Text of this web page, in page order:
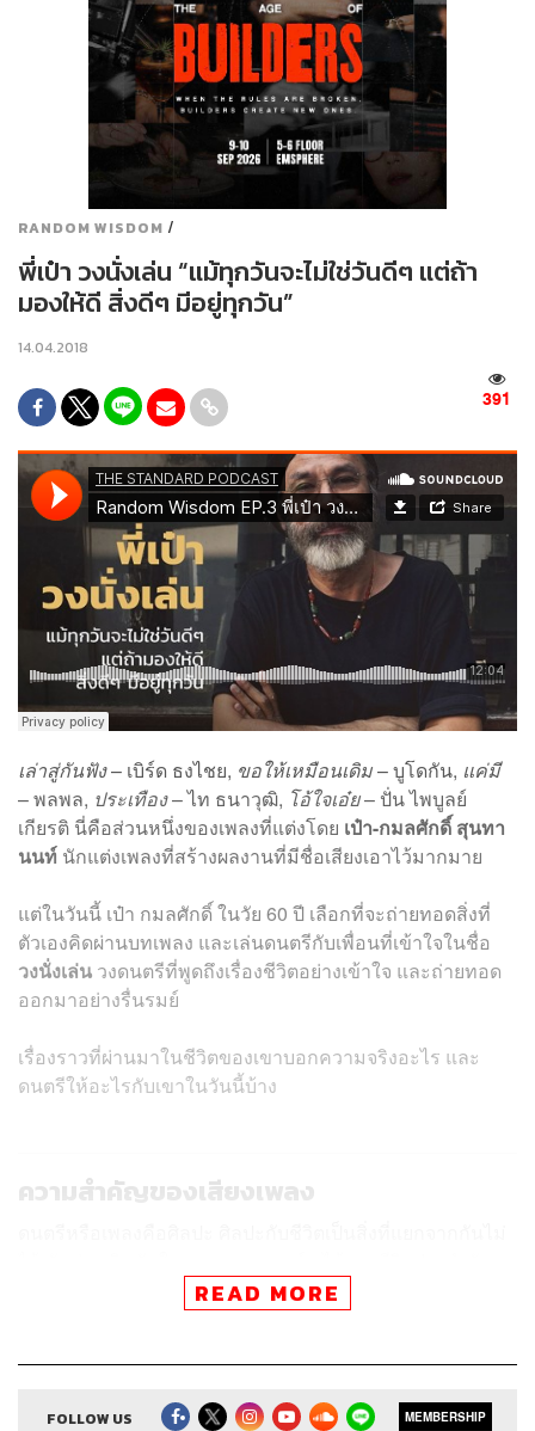
RANDOM WISDOM /
พี่เป๋า วงนั่งเล่น “แม้ทุกวันจะไม่ใช่วันดีๆ แต่ถ้า
มองให้ดี สิ่งดีๆ มีอยู่ทุกวัน”
14.04.2018
391
เล่าสู่กันฟัง– เบิร์ด ธงไชย, ขอให้เหมือนเดิม– บูโดกัน, แค่มี
– พลพล, ประเทือง– ไท ธนาวุฒิ, โอ้ใจเอ๋ย– ปั่น ไพบูลย์
เกียรติ นี่คือส่วนหนึ่งของเพลงที่แต่งโดย เป๋า-กมลศักดิ์ สุนทา
นนท์ นักแต่งเพลงที่สร้างผลงานที่มีชื่อเสียงเอาไว้มากมาย
แต่ในวันนี้ เป๋า กมลศักดิ์ ในวัย 60 ปี เลือกที่จะถ่ายทอดสิ่งที่
ตัวเองคิดผ่านบทเพลง และเล่นดนตรีกับเพื่อนที่เข้าใจในชื่อ
วงนั่งเล่น วงดนตรีที่พูดถึงเรื่องชีวิตอย่างเข้าใจ และถ่ายทอด
ออกมาอย่างรื่นรมย์
เรื่องราวที่ผ่านมาในชีวิตของเขาบอกความจริงอะไร และ
ดนตรีให้อะไรกับเขาในวันนี้บ้าง
ความสำคัญของเสียงเพลง
ของคนเรา การแต่งตัวเป็นศิลปะ การพูดจาเป็นศิลปะ หรือแม้
กระทั่งการขับรถก็ยังเป็นศิลปะ เสียงเพลงอยู่กับเราได้ในทุก
คิดถึงเพลงประกอบที่แทรกอยู่ในทุกฉากของหนัง เพียงแต่เรา
อาจไม่รู้สึกตัวว่ามันมีอยู่ก็เท่านั้นเอง
READ MORE
FOLLOW US MEMBERSHIP